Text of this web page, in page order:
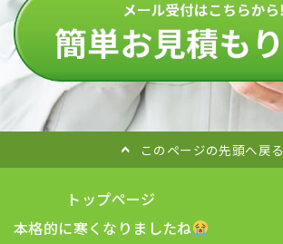
このページの先頭へ戻る
トップページ
本格的に寒くなりましたね